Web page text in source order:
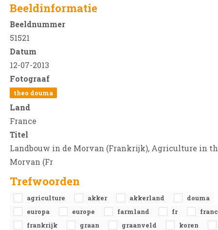
Beeldinformatie
Beeldnummer
51521
Datum
12-07-2013
Fotograaf
theo douma
Land
France
Titel
Landbouw in de Morvan (Frankrijk), Agriculture in
Morvan (Fr
Trefwoorden
agriculture akker akkerland
douma
europa
europe farmland fr
frankrijk
graan graanveld
koren